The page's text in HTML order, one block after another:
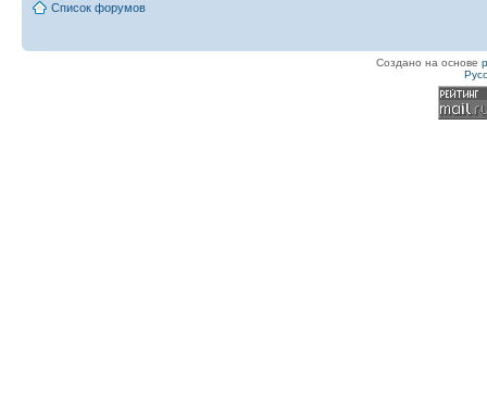
Список форумов
Создано на основе